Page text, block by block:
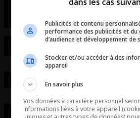
Publicités et contenu
performance des publicités et du
d’audience et développement de
Stocker et/ou accéder à des
appareil
En savoir plus
Vos données à caractère personnel
informations liées à votre appareil